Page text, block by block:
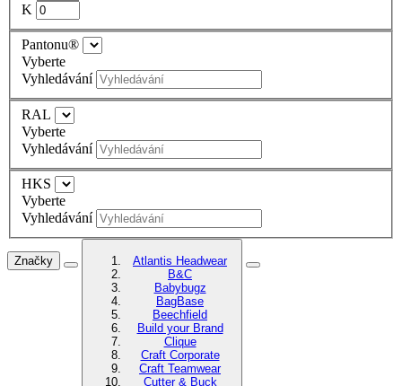
K
Pantonu®
Vyberte
Vyhledávání
RAL
Vyberte
Vyhledávání
HKS
Vyberte
Vyhledávání
Značky
Atlantis Headwear
B&C
Babybugz
BagBase
Beechfield
Build your Brand
Clique
Craft Corporate
Craft Teamwear
Cutter & Buck